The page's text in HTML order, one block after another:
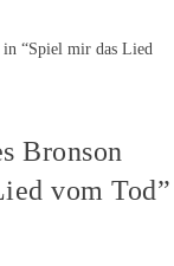
Bronson
vom Tod”